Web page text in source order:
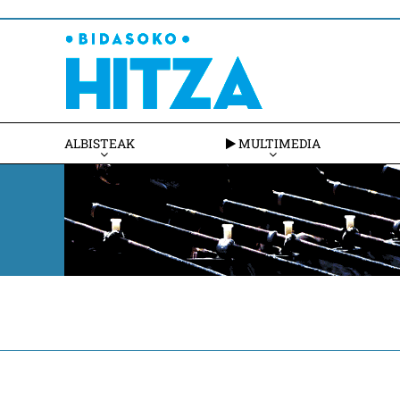
ALBISTEAK MULTIMEDIA